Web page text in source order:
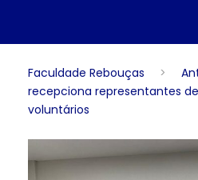
Faculdade Rebouças >
recepciona representantes
voluntários